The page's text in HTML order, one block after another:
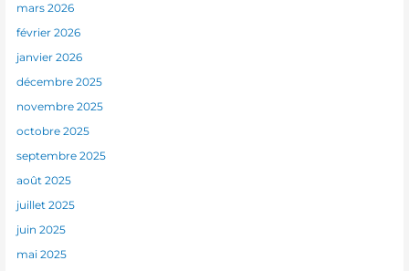
mars 2026
février 2026
janvier 2026
décembre 2025
novembre 2025
octobre 2025
septembre 2025
août 2025
juillet 2025
juin 2025
mai 2025